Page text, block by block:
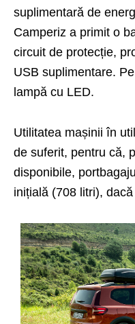
suplimentară de
Camperiz a primit o
circuit de protecție,
USB suplimentare.
lampă cu LED.
Utilitatea mașinii în
de suferit, pentru că,
disponibile,
inițială (708 litri),